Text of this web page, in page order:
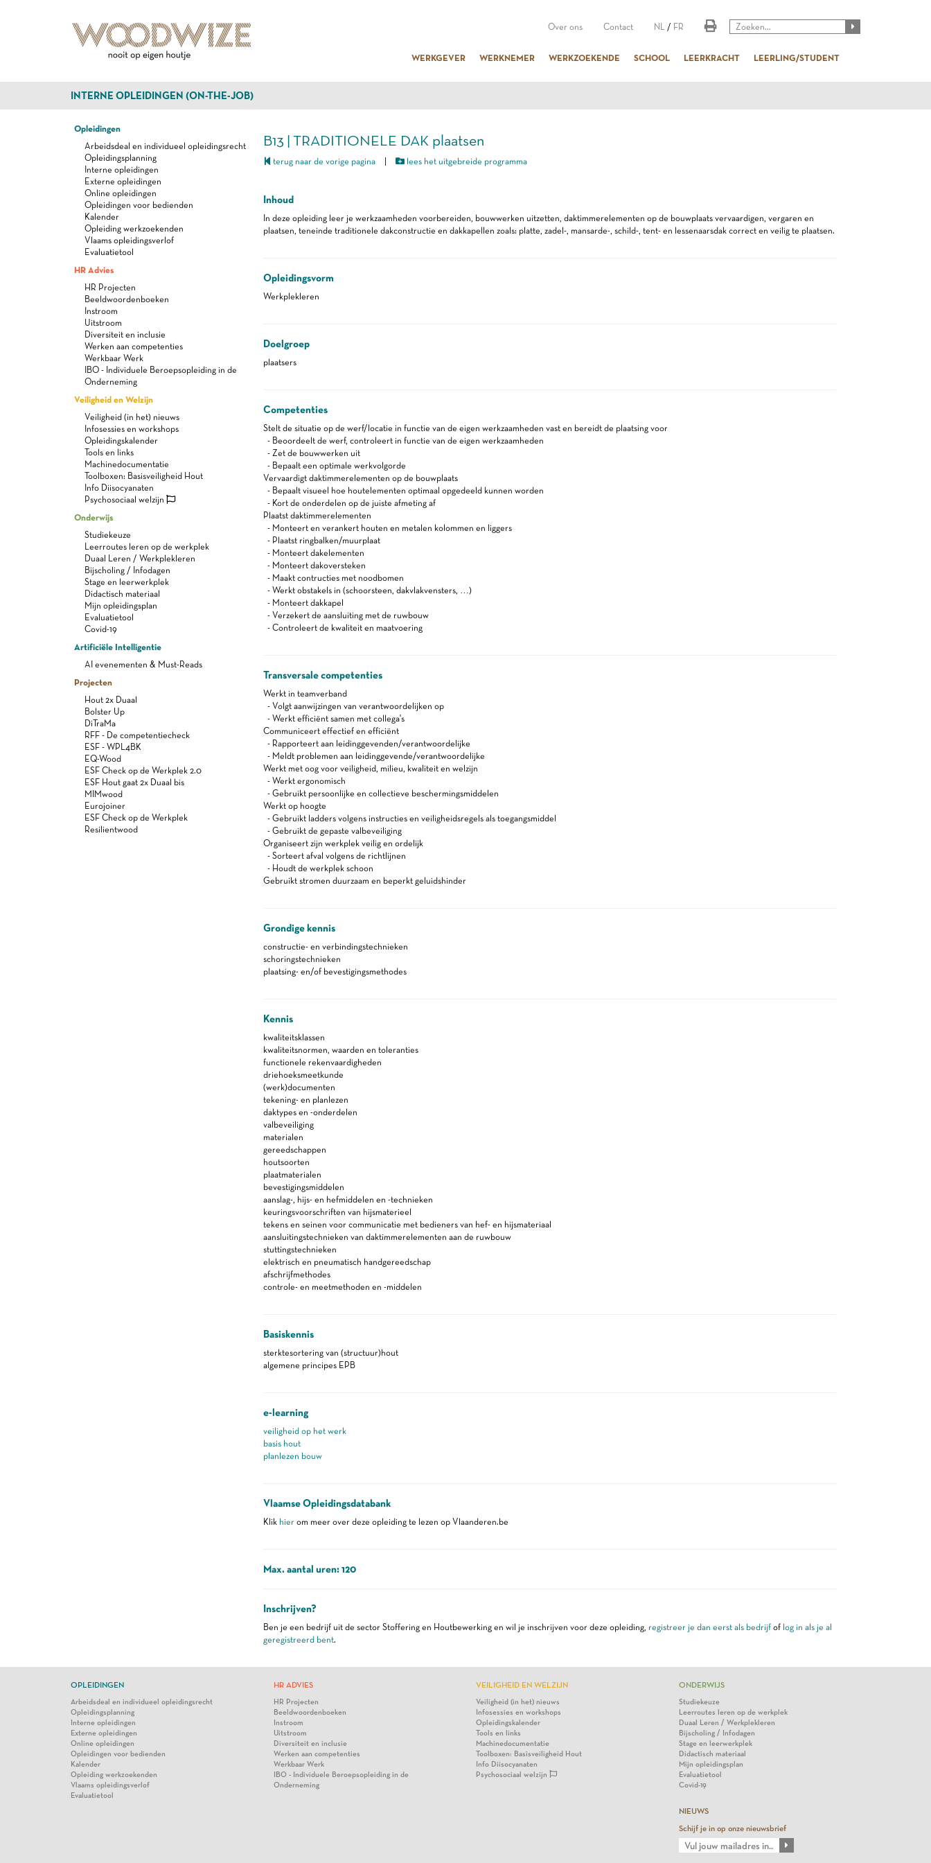
Over ons Contact NL / FR
WERKGEVER WERKNEMER WERKZOEKENDE SCHOOL LEERKRACHT LEERLING/STUDENT
INTERNE OPLEIDINGEN (ON-THE-JOB)
Opleidingen
Arbeidsdeal en individueel opleidingsrecht
Opleidingsplanning
Interne opleidingen
Externe opleidingen
Online opleidingen
Opleidingen voor bedienden
Kalender
Opleiding werkzoekenden
Vlaams opleidingsverlof
Evaluatietool
HR Advies
HR Projecten
Beeldwoordenboeken
Instroom
Uitstroom
Diversiteit en inclusie
Werken aan competenties
Werkbaar Werk
IBO - Individuele Beroepsopleiding in de
Onderneming
Veiligheid en Welzijn
Veiligheid (in het) nieuws
Infosessies en workshops
Opleidingskalender
Tools en links
Machinedocumentatie
Toolboxen: Basisveiligheid Hout
Info Diisocyanaten
Psychosociaal welzijn
Onderwijs
Studiekeuze
Leerroutes leren op de werkplek
Duaal Leren / Werkplekleren
Bijscholing / Infodagen
Stage en leerwerkplek
Didactisch materiaal
Mijn opleidingsplan
Evaluatietool
Covid-19
Artificiële Intelligentie
AI evenementen & Must-Reads
Projecten
Hout 2x Duaal
Bolster Up
DiTraMa
RFF - De competentiecheck
ESF - WPL4BK
EQ-Wood
ESF Check op de Werkplek 2.0
ESF Hout gaat 2x Duaal bis
MIMwood
Eurojoiner
ESF Check op de Werkplek
Resilientwood
B13 | TRADITIONELE DAK plaatsen
terug naar de vorige pagina| lees het uitgebreide programma
Inhoud
In deze opleiding leer je werkzaamheden voorbereiden, bouwwerken uitzetten, daktimmerelementen op de bouwplaats vervaardigen, vergaren en
plaatsen, teneinde traditionele dakconstructie en dakkapellen zoals: platte, zadel-, mansarde-, schild-, tent- en lessenaarsdak correct en veilig te plaatsen.
Opleidingsvorm
Werkplekleren
Doelgroep
plaatsers
Competenties
Stelt de situatie op de werf/locatie in functie van de eigen werkzaamheden vast en bereidt de plaatsing voor
- Beoordeelt de werf, controleert in functie van de eigen werkzaamheden
- Zet de bouwwerken uit
- Bepaalt een optimale werkvolgorde
Vervaardigt daktimmerelementen op de bouwplaats
- Bepaalt visueel hoe houtelementen optimaal opgedeeld kunnen worden
- Kort de onderdelen op de juiste afmeting af
Plaatst daktimmerelementen
- Monteert en verankert houten en metalen kolommen en liggers
- Plaatst ringbalken/muurplaat
- Monteert dakelementen
- Monteert dakoversteken
- Maakt contructies met noodbomen
- Werkt obstakels in (schoorsteen, dakvlakvensters, …)
- Monteert dakkapel
- Verzekert de aansluiting met de ruwbouw
- Controleert de kwaliteit en maatvoering
Transversale competenties
Werkt in teamverband
- Volgt aanwijzingen van verantwoordelijken op
- Werkt efficiënt samen met collega's
Communiceert effectief en efficiënt
- Rapporteert aan leidinggevenden/verantwoordelijke
- Meldt problemen aan leidinggevende/verantwoordelijke
Werkt met oog voor veiligheid, milieu, kwaliteit en welzijn
- Werkt ergonomisch
- Gebruikt persoonlijke en collectieve beschermingsmiddelen
Werkt op hoogte
- Gebruikt ladders volgens instructies en veiligheidsregels als toegangsmiddel
- Gebruikt de gepaste valbeveiliging
Organiseert zijn werkplek veilig en ordelijk
- Sorteert afval volgens de richtlijnen
- Houdt de werkplek schoon
Gebruikt stromen duurzaam en beperkt geluidshinder
Grondige kennis
constructie- en verbindingstechnieken
schoringstechnieken
plaatsing- en/of bevestigingsmethodes
Kennis
kwaliteitsklassen
kwaliteitsnormen, waarden en toleranties
functionele rekenvaardigheden
driehoeksmeetkunde
(werk)documenten
tekening- en planlezen
daktypes en -onderdelen
valbeveiliging
materialen
gereedschappen
houtsoorten
plaatmaterialen
bevestigingsmiddelen
aanslag-, hijs- en hefmiddelen en -technieken
keuringsvoorschriften van hijsmaterieel
tekens en seinen voor communicatie met bedieners van hef- en hijsmateriaal
aansluitingstechnieken van daktimmerelementen aan de ruwbouw
stuttingstechnieken
elektrisch en pneumatisch handgereedschap
afschrijfmethodes
controle- en meetmethoden en -middelen
Basiskennis
sterktesortering van (structuur)hout
algemene principes EPB
e-learning
veiligheid op het werk
basis hout
planlezen bouw
Vlaamse Opleidingsdatabank
Klik hierom meer over deze opleiding te lezen op Vlaanderen.be
Max. aantal uren: 120
Inschrijven?
Ben je een bedrijf uit de sector Stoffering en Houtbewerking en wil je inschrijven voor deze opleiding, registreer je dan eerst als bedrijfof log in als je al
geregistreerd bent.
OPLEIDINGEN
Arbeidsdeal en individueel opleidingsrecht
Opleidingsplanning
Interne opleidingen
Externe opleidingen
Online opleidingen
Opleidingen voor bedienden
Kalender
Opleiding werkzoekenden
Vlaams opleidingsverlof
Evaluatietool
HR ADVIES
HR Projecten
Beeldwoordenboeken
Instroom
Uitstroom
Diversiteit en inclusie
Werken aan competenties
Werkbaar Werk
IBO - Individuele Beroepsopleiding in de
Onderneming
VEILIGHEID EN WELZIJN
Veiligheid (in het) nieuws
Infosessies en workshops
Opleidingskalender
Tools en links
Machinedocumentatie
Toolboxen: Basisveiligheid Hout
Info Diisocyanaten
Psychosociaal welzijn
ONDERWIJS
Studiekeuze
Leerroutes leren op de werkplek
Duaal Leren / Werkplekleren
Bijscholing / Infodagen
Stage en leerwerkplek
Didactisch materiaal
Mijn opleidingsplan
Evaluatietool
Covid-19
NIEUWS
Schijf je in op onze nieuwsbrief